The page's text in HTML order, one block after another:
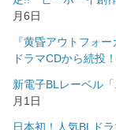
月6日
『黄昏アウトフォ
ドラマCDから続投
新電子BLレーベル
月1日
日本初！人気BLド